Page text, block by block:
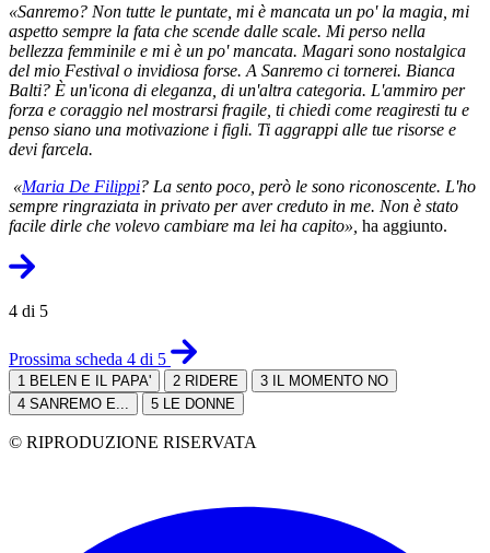
«Sanremo? Non tutte le puntate, mi è mancata un po' la magia, mi
aspetto sempre la fata che scende dalle scale. Mi perso nella
bellezza femminile e mi è un po' mancata. Magari sono nostalgica
del mio Festival o invidiosa forse. A Sanremo ci tornerei. Bianca
Balti? È un'icona di eleganza, di un'altra categoria. L'ammiro per
forza e coraggio nel mostrarsi fragile, ti chiedi come reagiresti tu e
penso siano una motivazione i figli. Ti aggrappi alle tue risorse e
devi farcela.
«Maria De Filippi? La sento poco, però le sono riconoscente. L'ho
sempre ringraziata in privato per aver creduto in me. Non è stato
facile dirle che volevo cambiare ma lei ha capito», ha aggiunto.
4 di 5
Prossima scheda 4 di 5
1 BELEN E IL PAPA' 2 RIDERE 3
IL MOMENTO NO
4 SANREMO E... 5 LE DONNE
© RIPRODUZIONE RISERVATA